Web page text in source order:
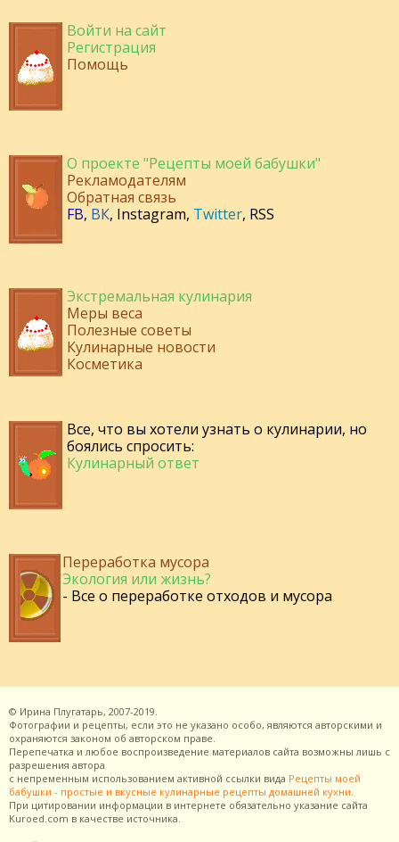
Войти на сайт
Регистрация
Помощь
О проекте "Рецепты моей бабушки"
Рекламодателям
Обратная связь
FB, ВК, Instagram, Twitter, RSS
Экстремальная кулинария
Меры веса
Полезные советы
Кулинарные новости
Косметика
Все, что вы хотели узнать о кулинарии, но
боялись спросить:
Кулинарный ответ
Переработка мусора
Экология или жизнь?
- Все о переработке отходов и мусора
© Ирина Плугатарь, 2007-2019.
Фотографии и рецепты, если это не указано особо, являются авторскими и
охраняются законом об авторском праве.
Перепечатка и любое воспроизведение материалов сайта возможны лишь с
разрешения автора
с непременным использованием активной ссылки вида Рецепты моей
бабушки - простые и вкусные кулинарные рецепты домашней кухни.
При цитировании информации в интернете обязательно указание сайта
Kuroed.com в качестве источника.